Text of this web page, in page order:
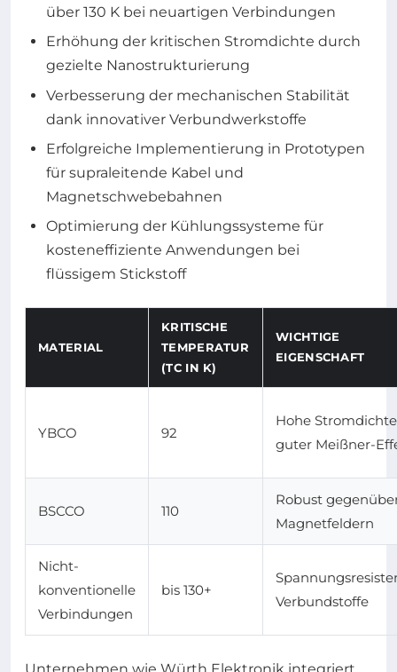
über 130 K bei neuartigen Verbindungen
Erhöhung der kritischen Stromdichte durch
gezielte Nanostrukturierung
Verbesserung der mechanischen Stabilität
dank innovativer Verbundwerkstoffe
Erfolgreiche Implementierung in Prototypen
für supraleitende Kabel und
Magnetschwebebahnen
Optimierung der Kühlungssysteme für
kosteneffiziente Anwendungen bei
flüssigem Stickstoff
MATERIAL
KRITISCHE
TEMPERATUR
(TC IN K)
WICHTIGE
EIGENSCHAFT
YBCO 92
Hohe
guter Meißner-
BSCCO 110
Robust
Magnetfeldern
Nicht-
konventionelle
Verbindungen
bis 130+
Verbundstoffe